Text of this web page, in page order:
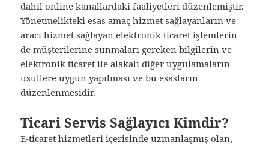
dahil online kanallardaki faaliyetleri düzenlemiştir.
Yönetmelikteki esas amaç hizmet sağlayanların ve
aracı hizmet sağlayan elektronik ticaret işlemlerin
de müşterilerine sunmaları gereken bilgilerin ve
elektronik ticaret ile alakalı diğer uygulamaların
usullere uygun yapılması ve bu esasların
düzenlenmesidir.
Ticari Servis Sağlayıcı Kimdir?
E-ticaret hizmetleri içerisinde uzmanlaşmış olan,